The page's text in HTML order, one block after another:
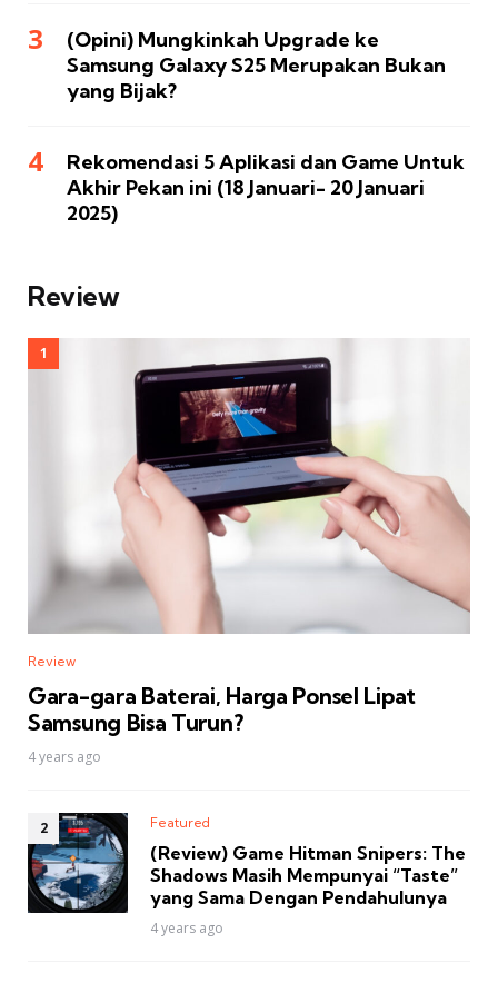
(Opini) Mungkinkah Upgrade ke
Samsung Galaxy S25 Merupakan Bukan
yang Bijak?
Rekomendasi 5 Aplikasi dan Game Untuk
Akhir Pekan ini (18 Januari- 20 Januari
2025)
Review
Review
Gara-gara Baterai, Harga Ponsel Lipat
Samsung Bisa Turun?
4 years ago
Featured
(Review) Game Hitman Snipers: The
Shadows Masih Mempunyai “Taste”
yang Sama Dengan Pendahulunya
4 years ago